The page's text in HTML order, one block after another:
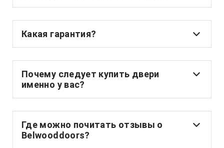
Какая гарантия?
Почему следует купить двери
именно у вас?
Где можно почитать отзывы о
Belwooddoors?